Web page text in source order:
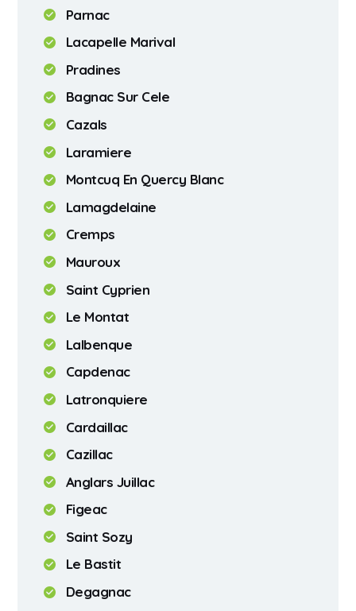
Parnac
Lacapelle Marival
Pradines
Bagnac Sur Cele
Cazals
Laramiere
Montcuq En Quercy Blanc
Lamagdelaine
Cremps
Mauroux
Saint Cyprien
Le Montat
Lalbenque
Capdenac
Latronquiere
Cardaillac
Cazillac
Anglars Juillac
Figeac
Saint Sozy
Le Bastit
Degagnac